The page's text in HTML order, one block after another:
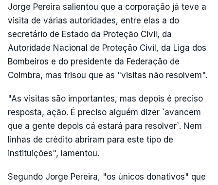
Jorge Pereira salientou que a corporação já teve a
visita de várias autoridades, entre elas a do
secretário de Estado da Proteção Civil, da
Autoridade Nacional de Proteção Civil, da Liga dos
Bombeiros e do presidente da Federação de
Coimbra, mas frisou que as "visitas não resolvem".
"As visitas são importantes, mas depois é preciso
resposta, ação. É preciso alguém dizer `avancem
que a gente depois cá estará para resolver`. Nem
linhas de crédito abriram para este tipo de
instituições", lamentou.
Segundo Jorge Pereira, "os únicos donativos" que